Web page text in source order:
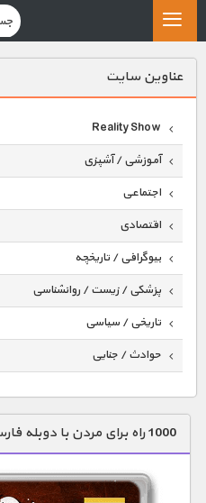
عناوين سايت
Reality Show
آموزشی / آشپزی
اجتماعی
اقتصادی
بیوگرافی / تاریخچه
پزشکی / زیست / روانشناسی
تاریخی / سیاسی
حوادث / جنایی
دنیای خوراکی ها
زمین شناسی / محیط زیست
سازه/ معماری/ مهندسی
1000 راه برای مردن با دوبله فارسی – قسمت 1 تا 9